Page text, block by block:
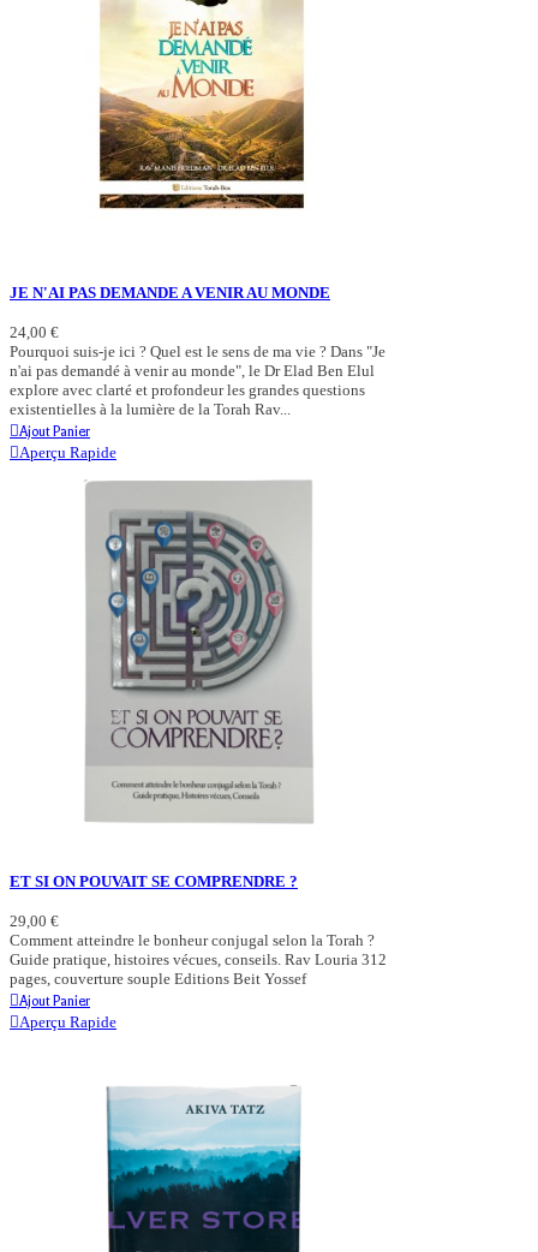
JE N'AI PAS DEMANDE A VENIR AU MONDE
24,00 €
Pourquoi suis-je ici ? Quel est le sens de ma vie ? Dans "Je
n'ai pas demandé à venir au monde", le Dr Elad Ben Elul
explore avec clarté et profondeur les grandes questions
existentielles à la lumière de la Torah Rav...
Ajout Panier
Aperçu Rapide
ET SI ON POUVAIT SE COMPRENDRE ?
29,00 €
Comment atteindre le bonheur conjugal selon la Torah ?
Guide pratique, histoires vécues, conseils. Rav Louria 312
pages, couverture souple Editions Beit Yossef
Ajout Panier
Aperçu Rapide